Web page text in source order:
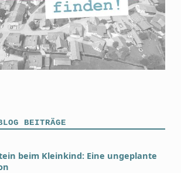
BEITRÄGE
beim Kleinkind: Eine ungeplante